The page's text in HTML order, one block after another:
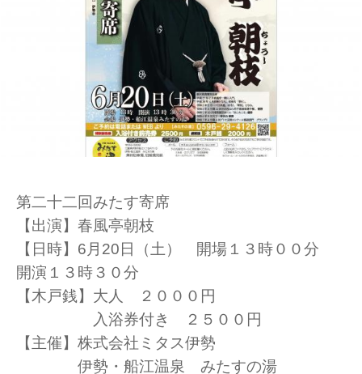
第二十二回みたす寄席
【出演】春風亭朝枝
【日時】6月20日（土） 開場１３時００分
開演１３時３０分
【木戸銭】大人 ２０００円
入浴券付き ２５００円
【主催】株式会社ミタス伊勢
伊勢・船江温泉 みたすの湯